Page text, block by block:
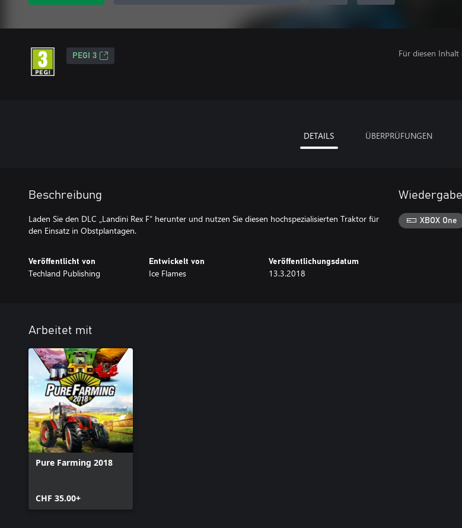
PEGI 3 Für diesen Inhalt
DETAILS ÜBERPRÜFUNGEN
Beschreibung
Laden Sie den DLC „Landini Rex F“ herunter und nutzen Sie diesen hochspezialisierten Traktor für
den Einsatz in Obstplantagen.
Veröffentlicht von
Techland Publishing
Entwickelt von
Ice Flames
Veröffentlichungsdatum
13.3.2018
XBOX One
Arbeitet mit
Pure Farming 2018
CHF 35.00+